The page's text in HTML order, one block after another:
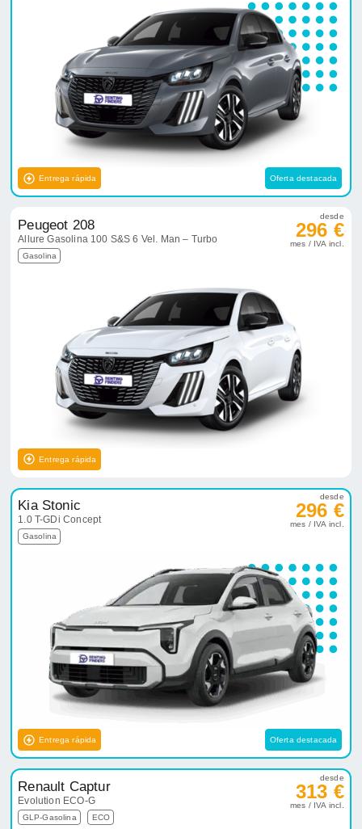
Entrega rápida Oferta destacada
Peugeot 208
Allure Gasolina 100 S&S 6 Vel. Man – Turbo
Gasolina
desde
296 €
mes / IVA incl.
Entrega rápida
Kia Stonic
1.0 T-GDi Concept
Gasolina
desde
296 €
mes / IVA incl.
Entrega rápida Oferta destacada
Renault Captur
Evolution ECO-G
GLP-Gasolina ECO
desde
313 €
mes / IVA incl.